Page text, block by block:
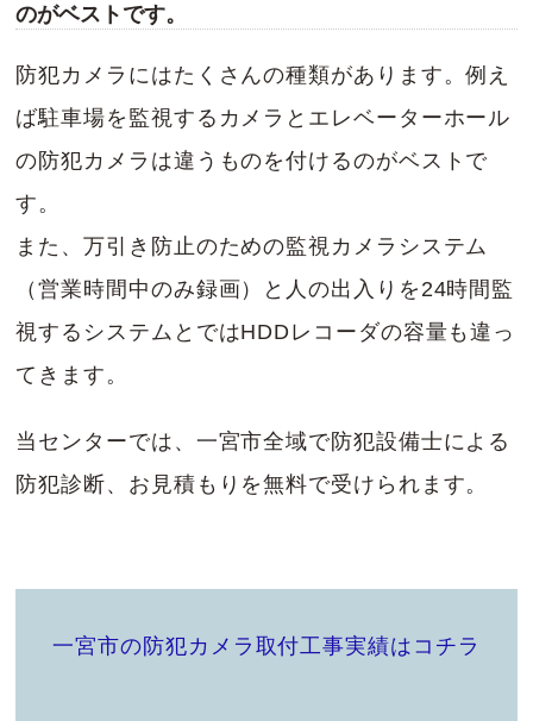
のがベストです。
防犯カメラにはたくさんの種類があります。例え
ば駐車場を監視するカメラとエレベーターホール
の防犯カメラは違うものを付けるのがベストで
す。
また、万引き防止のための監視カメラシステム
（営業時間中のみ録画）と人の出入りを24時間監
視するシステムとではHDDレコーダの容量も違っ
てきます。
当センターでは、一宮市全域で防犯設備士による
防犯診断、お見積もりを無料で受けられます。
一宮市の防犯カメラ取付工事実績はコチラ